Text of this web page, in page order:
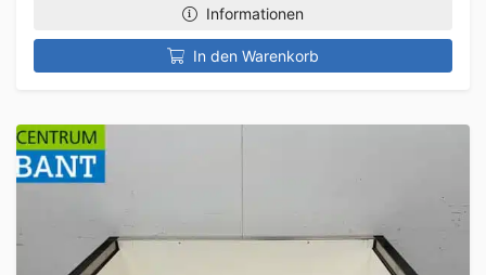
Informationen
In den Warenkorb